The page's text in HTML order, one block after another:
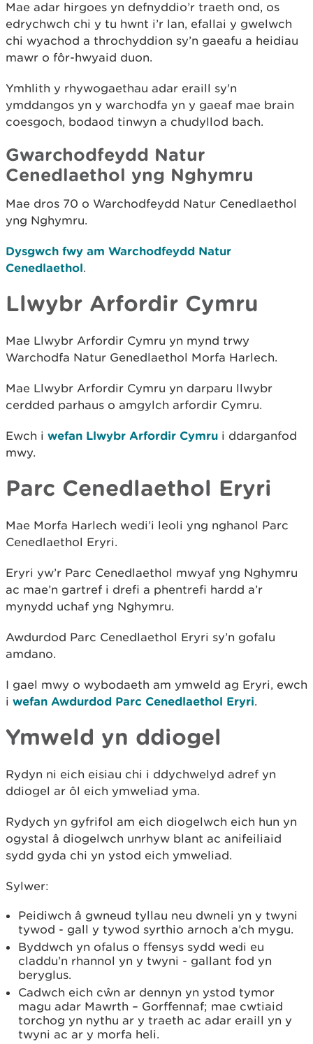
Mae adar hirgoes yn defnyddio’r traeth ond, os
edrychwch chi y tu hwnt i’r lan, efallai y gwelwch
chi wyachod a throchyddion sy’n gaeafu a heidiau
mawr o fôr-hwyaid duon.
Ymhlith y rhywogaethau adar eraill sy'n
ymddangos yn y warchodfa yn y gaeaf mae brain
coesgoch, bodaod tinwyn a chudyllod bach.
Gwarchodfeydd Natur
Cenedlaethol yng Nghymru
Mae dros 70 o Warchodfeydd Natur Cenedlaethol
yng Nghymru.
Dysgwch fwy am Warchodfeydd Natur
Cenedlaethol.
Llwybr Arfordir Cymru
Mae Llwybr Arfordir Cymru yn mynd trwy
Warchodfa Natur Genedlaethol Morfa Harlech.
Mae Llwybr Arfordir Cymru yn darparu llwybr
cerdded parhaus o amgylch arfordir Cymru.
Ewch i wefan Llwybr Arfordir Cymru i ddarganfod
mwy.
Parc Cenedlaethol Eryri
Mae Morfa Harlech wedi’i leoli yng nghanol Parc
Cenedlaethol Eryri.
Eryri yw’r Parc Cenedlaethol mwyaf yng Nghymru
ac mae’n gartref i drefi a phentrefi hardd a’r
mynydd uchaf yng Nghymru.
Awdurdod Parc Cenedlaethol Eryri sy’n gofalu
amdano.
I gael mwy o wybodaeth am ymweld ag Eryri, ewch
i wefan Awdurdod Parc Cenedlaethol Eryri.
Ymweld yn ddiogel
Rydyn ni eich eisiau chi i ddychwelyd adref yn
ddiogel ar ôl eich ymweliad yma.
Rydych yn gyfrifol am eich diogelwch eich hun yn
ogystal â diogelwch unrhyw blant ac anifeiliaid
sydd gyda chi yn ystod eich ymweliad.
Sylwer:
Peidiwch â gwneud tyllau neu dwneli yn y twyni
tywod - gall y tywod syrthio arnoch a’ch mygu.
Byddwch yn ofalus o ffensys sydd wedi eu
claddu’n rhannol yn y twyni - gallant fod yn
beryglus.
Cadwch eich cŵn ar dennyn yn ystod tymor
magu adar Mawrth – Gorffennaf; mae cwtiaid
torchog yn nythu ar y traeth ac adar eraill yn y
twyni ac ar y morfa heli.